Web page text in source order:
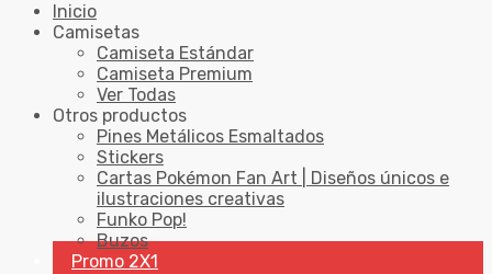
Inicio
Camisetas
Camiseta Estándar
Camiseta Premium
Ver Todas
Otros productos
Pines Metálicos Esmaltados
Stickers
Cartas Pokémon Fan Art | Diseños únicos e
ilustraciones creativas
Funko Pop!
Buzos
Promo 2X1